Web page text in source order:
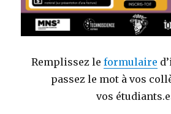
Remplissez le formulaire
passez le mot à vos
vos